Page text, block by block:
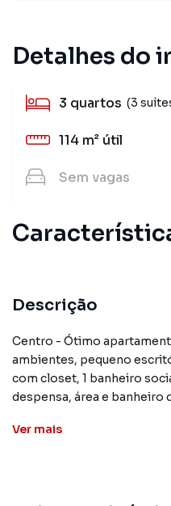
Detalhes do
3 quartos (3
114 m² útil
Sem vagas
Descrição
Centro - Ótimo
ambientes, pequeno
com closet, 1 banheiro
despensa, área e banheiro
**ATENÇÃO: Os valores
Ver mais